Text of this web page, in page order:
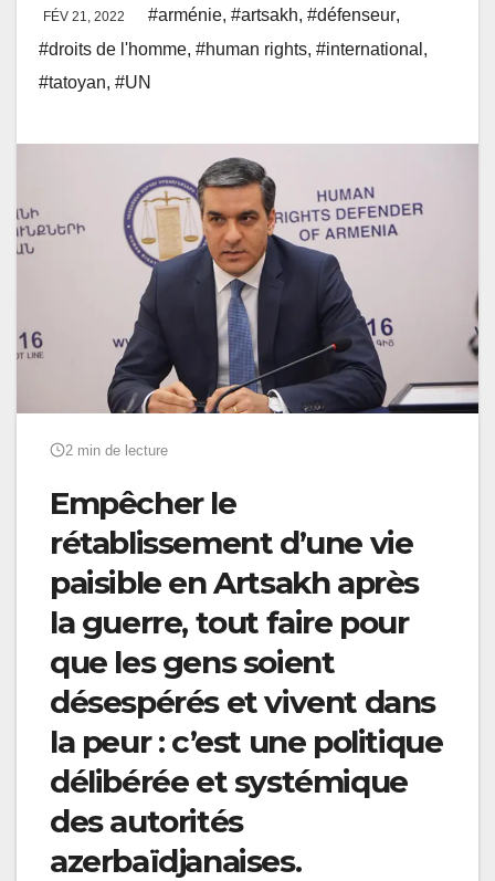
FÉV 21, 2022 #arménie, #artsakh, #défenseur,
#droits de l'homme, #human rights, #international ,
#tatoyan, #UN
2 min de lecture
Empêcher le
rétablissement d’une vie
paisible en Artsakh après
la guerre, tout faire pour
que les gens soient
désespérés et vivent dans
la peur : c’est une politique
délibérée et systémique
des autorités
azerbaïdjanaises.